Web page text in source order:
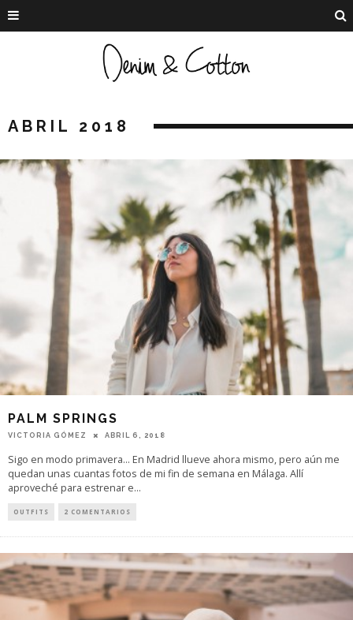
ABRIL 2018
PALM SPRINGS
VICTORIA GÓMEZ ABRIL 6, 2018
Sigo en modo primavera... En Madrid llueve ahora mismo, pero aún me
quedan unas cuantas fotos de mi fin de semana en Málaga. Allí
aproveché para estrenar e...
OUTFITS 2 COMENTARIOS